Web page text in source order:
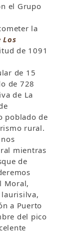
el Grupo
la
Los
de 1091
de 15
de 728
de La
poblado de
rural.
mientras
de
Moral,
a Puerto
del pico